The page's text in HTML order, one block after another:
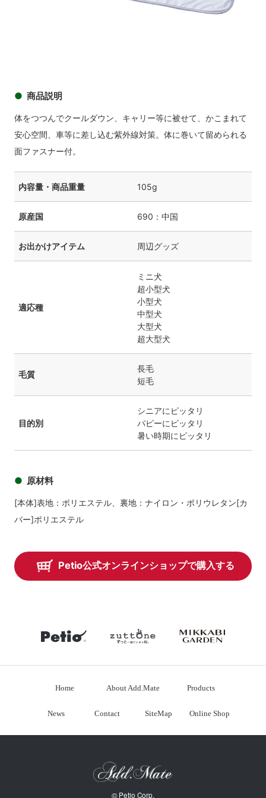
商品説明
体をつつんでクールダウン、キャリー等に被せて、かこまれて
安心空間、車等に差し込む紫外線対策。体に巻いて留められる
面ファスナー付。
内容量・商品重量 105g
原産国 690：中国
お出かけアイテム 周辺グッズ
適応種
ミニ犬
超小型犬
小型犬
中型犬
大型犬
超大型犬
毛質
長毛
短毛
目的別
シニアにピッタリ
パピーにピッタリ
暑い時期にピッタリ
原材料
[本体]表地：ポリエステル、裏地：ナイロン・ポリウレタン[カ
バー]ポリエステル
Petio公式オンラインショップで購入する
Home About Add.Mate Products
News Contact SiteMap Online Shop
© Petio Corp.